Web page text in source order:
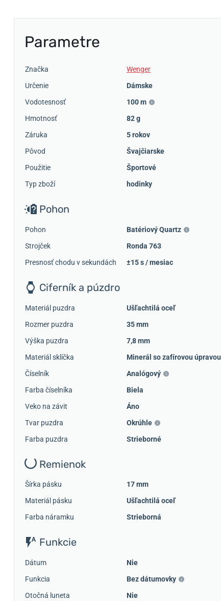
Parametre
Značka
Wenger
Určenie
Dámske
Vodotesnosť
100 m
Hmotnosť
82 g
Záruka
5 rokov
Pôvod
Švajčiarske
Použitie
Športové
Typ zboží
hodinky
Pohon
Pohon
Batériový Quartz
Strojček
Ronda 763
Presnosť chodu v sekundách
±15 s / mesiac
Ciferník a púzdro
Materiál puzdra
Ušľachtilá oceľ
Rozmer puzdra
35 mm
Výška puzdra
7,8 mm
Materiál sklíčka
Minerál so zafírovou úpravou
Číselník
Analógový
Farba číselníka
Biela
Veko na závit
Áno
Tvar puzdra
Okrúhle
Farba puzdra
Strieborné
Remienok
Šírka pásku
17 mm
Materiál pásku
Ušľachtilá oceľ
Farba náramku
Strieborná
Funkcie
Dátum
Nie
Funkcia
Bez dátumovky
Otočná luneta
Nie